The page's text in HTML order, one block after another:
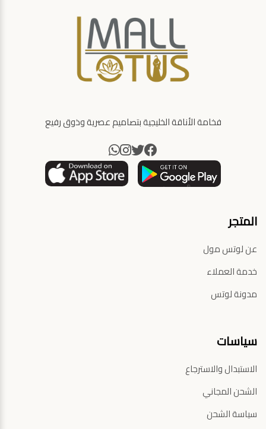
فخامة الأناقة الخليجية بتصاميم عصرية وذوق رفيع
المتجر
عن لوتس مول
خدمة العملاء
مدونة لوتس
سياسات
الاستبدال والاسترجاع
الشحن المجاني
سياسة الشحن